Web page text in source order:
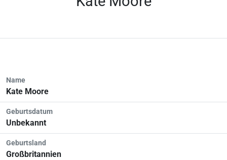
Name
Kate Moore
Geburtsdatum
Unbekannt
Geburtsland
Großbritannien